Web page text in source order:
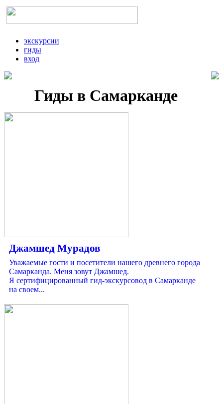
экскурсии
гиды
вход
Гиды в Самарканде
Джамшед Мурадов
Уважаемые гости и посетители нашего древнего города
Самарканда. Меня зовут Джамшед.
Я сертифицированный гид-экскурсовод в Самарканде
на своем...